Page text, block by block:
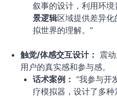
叙事的设计，利用环
景逻辑区域提供差异
拟世界的理解。”
触觉/体感交互设计： 震
用户的真实感和参与感。
话术案例： “我参与开
疗模拟器，设计了多